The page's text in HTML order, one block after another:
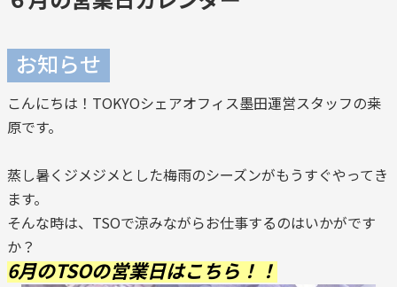
お知らせ
こんにちは！TOKYOシェアオフィス墨田運営スタッフの桒
原です。
蒸し暑くジメジメとした梅雨のシーズンがもうすぐやってき
ます。
そんな時は、TSOで涼みながらお仕事するのはいかがです
か？
6月のTSOの営業日はこちら！！